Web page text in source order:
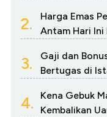
2.
Harga Emas
Antam Hari Ini
3.
Gaji dan
Bertugas di
4.
Kena Gebuk
Kembalikan